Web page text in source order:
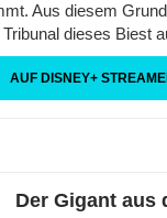
Aus diesem
dieses Biest
AUF DISNEY+
Der Gigant aus